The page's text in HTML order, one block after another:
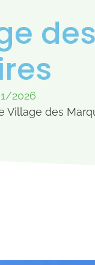
2026
Village des